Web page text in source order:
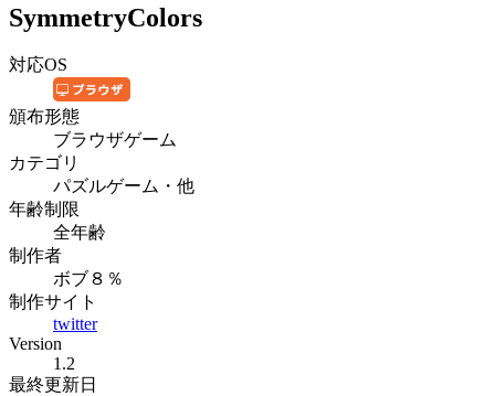
SymmetryColors
対応OS
頒布形態
ブラウザゲーム
カテゴリ
パズルゲーム・他
年齢制限
全年齢
制作者
ボブ８％
制作サイト
twitter
Version
1.2
最終更新日